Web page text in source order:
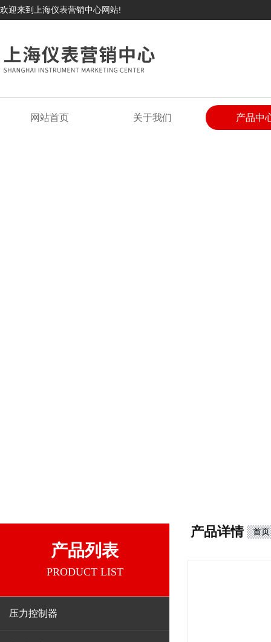
欢迎来到上海仪表营销中心网站!
网站首页 关于我们 产品中
产品列表
PRODUCT LIST
压力控制器
产品详情 首页